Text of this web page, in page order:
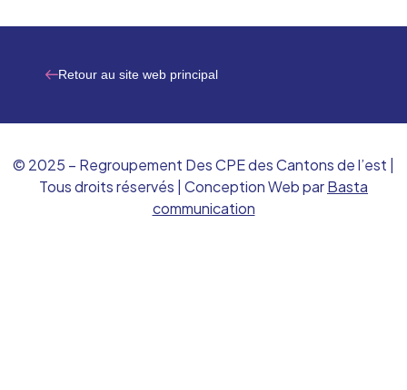
Retour au site web principal
© 2025 – Regroupement Des CPE des Cantons de l’est |
Tous droits réservés | Conception Web parBasta
communication